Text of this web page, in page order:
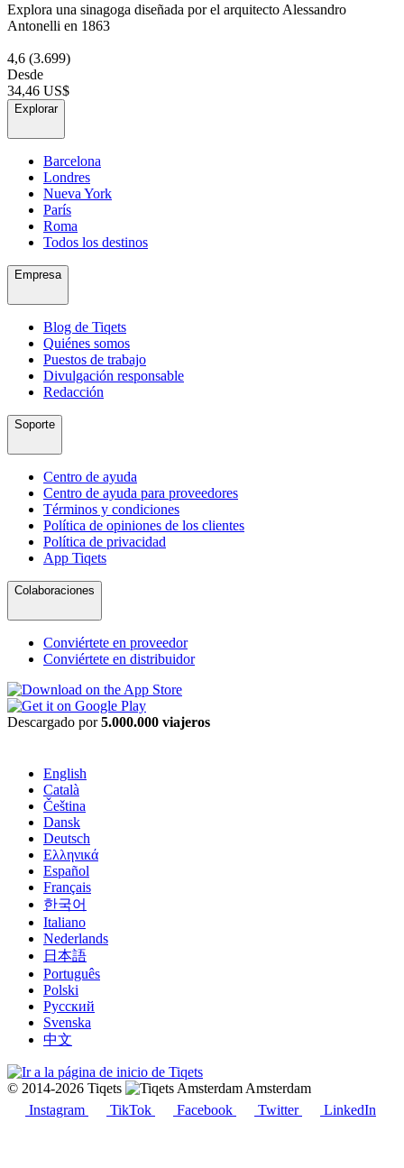
Explora una sinagoga diseñada por el arquitecto Alessandro
Antonelli en 1863
4,6 (3.699)
Desde
34,46 US$
Explorar
Barcelona
Londres
Nueva York
París
Roma
Todos los destinos
Empresa
Blog de Tiqets
Quiénes somos
Puestos de trabajo
Divulgación responsable
Redacción
Soporte
Centro de ayuda
Centro de ayuda para proveedores
Términos y condiciones
Política de opiniones de los clientes
Política de privacidad
App Tiqets
Colaboraciones
Conviértete en proveedor
Conviértete en distribuidor
Descargado por5.000.000 viajeros
English
Català
Čeština
Dansk
Deutsch
Ελληνικά
Español
Français
한국어
Italiano
Nederlands
日本語
Português
Polski
Русский
Svenska
中文
© 2014-2026 Tiqets
Amsterdam
Instagram
TikTok Facebook Twitter LinkedIn